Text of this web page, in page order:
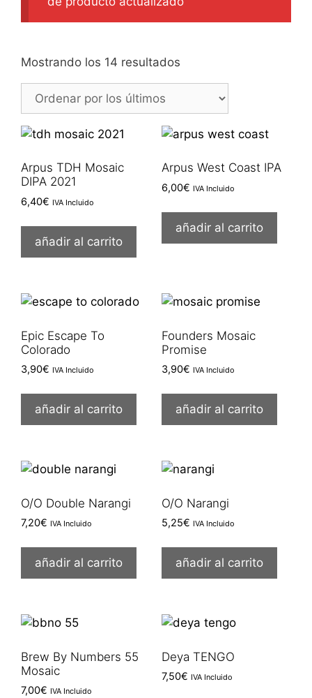
Mostrando los 14 resultados
últimos
Arpus TDH Mosaic
DIPA 2021
6,40€ IVA Incluido
añadir al carrito
Arpus West Coast IPA
6,00€ IVA Incluido
añadir al carrito
Epic Escape To
Colorado
3,90€ IVA Incluido
añadir al carrito
Founders Mosaic
Promise
3,90€ IVA Incluido
añadir al carrito
O/O Double Narangi
7,20€ IVA Incluido
añadir al carrito
O/O Narangi
5,25€ IVA Incluido
añadir al carrito
Brew By Numbers 55
Mosaic
7,00€ IVA Incluido
Deya TENGO
7,50€ IVA Incluido